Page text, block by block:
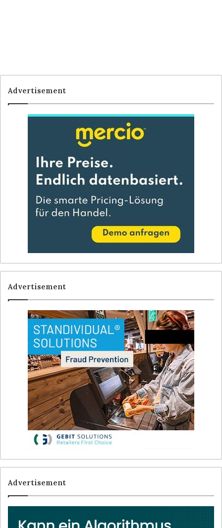
Advertisement
Advertisement
Advertisement